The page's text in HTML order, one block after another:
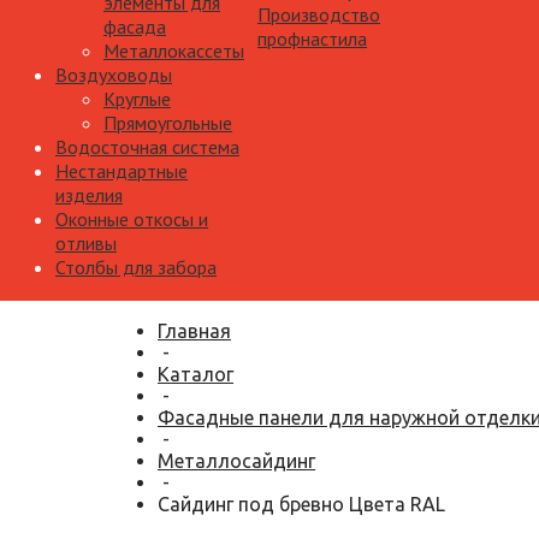
фасада
Металлокассеты
Воздуховоды
Круглые
Прямоугольные
Водосточная система
Нестандартные
изделия
Оконные откосы и
отливы
Столбы для забора
Производство
профнастила
Главная
-
Каталог
-
Фасадные панели для наружной отделки
-
Металлосайдинг
-
Сайдинг под бревно Цвета RAL